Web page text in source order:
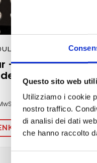
Questo sito web
Utilizziamo i cookie
nostro traffico.
di analisi dei dati
che hanno raccolto
– Die neue
Photomedizin